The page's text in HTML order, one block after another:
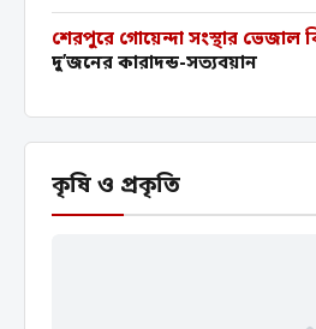
শেরপুরে গোয়েন্দা সংস্থার ভেজাল
দু’জনের কারাদন্ড-সত্যবয়ান
কৃষি ও প্রকৃতি